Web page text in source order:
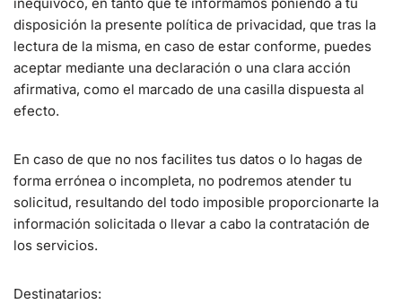
disposición la presente política de privacidad, que tras la
lectura de la misma, en caso de estar conforme, puedes
aceptar mediante una declaración o una clara acción
afirmativa, como el marcado de una casilla dispuesta al
efecto.
En caso de que no nos facilites tus datos o lo hagas de
forma errónea o incompleta, no podremos atender tu
solicitud, resultando del todo imposible proporcionarte la
información solicitada o llevar a cabo la contratación de
los servicios.
Destinatarios: